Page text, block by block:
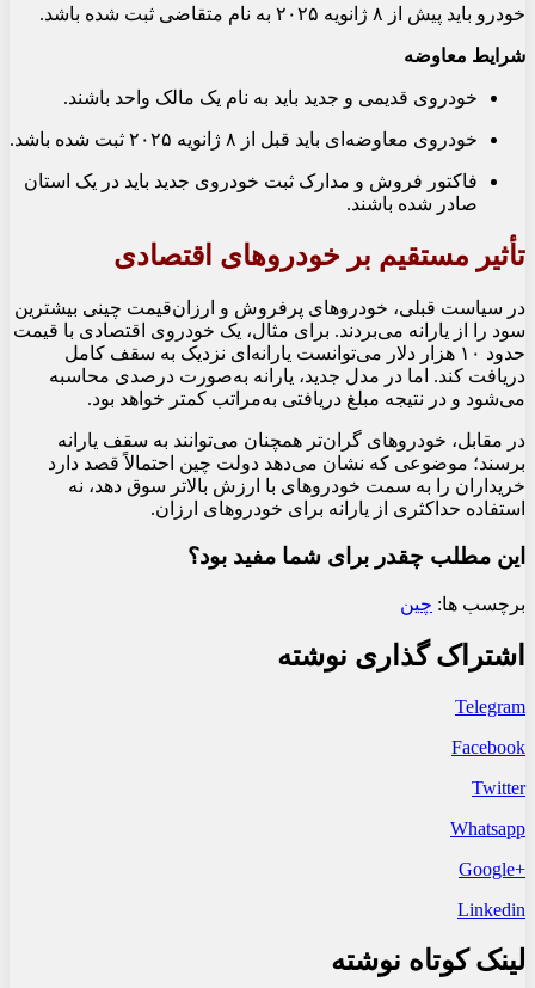
خودرو باید پیش از ۸ ژانویه ۲۰۲۵ به نام متقاضی ثبت شده باشد.
شرایط معاوضه
خودروی قدیمی و جدید باید به نام یک مالک واحد باشند.
خودروی معاوضه‌ای باید قبل از ۸ ژانویه ۲۰۲۵ ثبت شده باشد.
فاکتور فروش و مدارک ثبت خودروی جدید باید در یک استان
صادر شده باشند.
تأثیر مستقیم بر خودروهای اقتصادی
در سیاست قبلی، خودروهای پرفروش و ارزان‌قیمت چینی بیشترین
سود را از یارانه می‌بردند. برای مثال، یک خودروی اقتصادی با قیمت
حدود ۱۰ هزار دلار می‌توانست یارانه‌ای نزدیک به سقف کامل
دریافت کند. اما در مدل جدید، یارانه به‌صورت درصدی محاسبه
می‌شود و در نتیجه مبلغ دریافتی به‌مراتب کمتر خواهد بود.
در مقابل، خودروهای گران‌تر همچنان می‌توانند به سقف یارانه
برسند؛ موضوعی که نشان می‌دهد دولت چین احتمالاً قصد دارد
خریداران را به سمت خودروهای با ارزش بالاتر سوق دهد، نه
استفاده حداکثری از یارانه برای خودروهای ارزان.
این مطلب چقدر برای شما مفید بود؟
برچسب ها: چین
اشتراک گذاری نوشته
Telegram
Facebook
Twitter
Whatsapp
+Google
Linkedin
لینک کوتاه نوشته